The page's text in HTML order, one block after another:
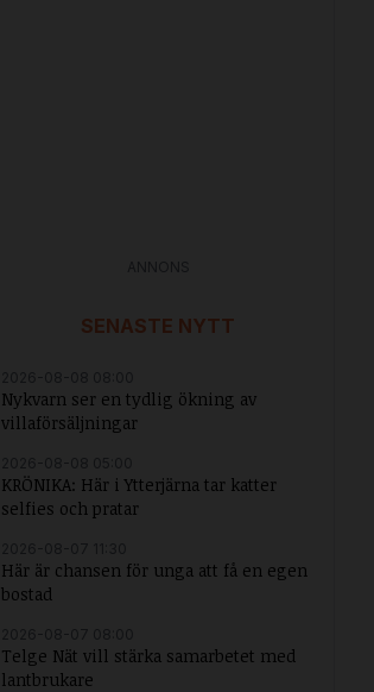
SENASTE NYTT
Nykvarn ser en tydlig ökning av
villaförsäljningar
KRÖNIKA: Här i Ytterjärna tar katter
selfies och pratar
Här är chansen för unga att få en egen
bostad
Telge Nät vill stärka samarbetet med
lantbrukare